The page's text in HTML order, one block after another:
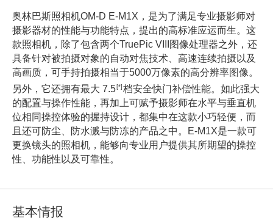
奥林巴斯照相机OM-D E-M1X，是为了满足专业摄影师对
摄影器材的性能与功能特点，提出的高标准应运而生。这
款照相机，除了包含两个TruePic VIII图像处理器之外，还
具备针对被拍摄对象的自动对焦技术、高速连续拍摄以及
高画质，可手持拍摄相当于5000万像素的高分辨率图像。
另外，它还拥有最大 7.5[*]档安全快门补偿性能。如此强大
的配置与操作性能，再加上可赋予摄影师在水平与垂直机
位相同操控体验的握持设计，都集中在这款小巧轻便，而
且还可防尘、防水溅与防冻的产品之中。E-M1X是一款可
更换镜头的照相机，能够向专业用户提供其所期望的操控
性、功能性以及可靠性。
基本情报